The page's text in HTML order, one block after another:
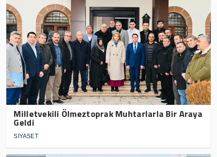
Milletvekili Ölmeztoprak Muhtarlarla Bir Araya
Geldi
SİYASET